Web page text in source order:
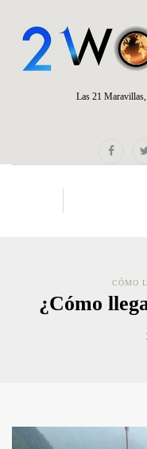
Las 21
CÓMO
¿Cómo